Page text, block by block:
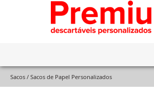
Sacos / Sacos de Papel Personalizados